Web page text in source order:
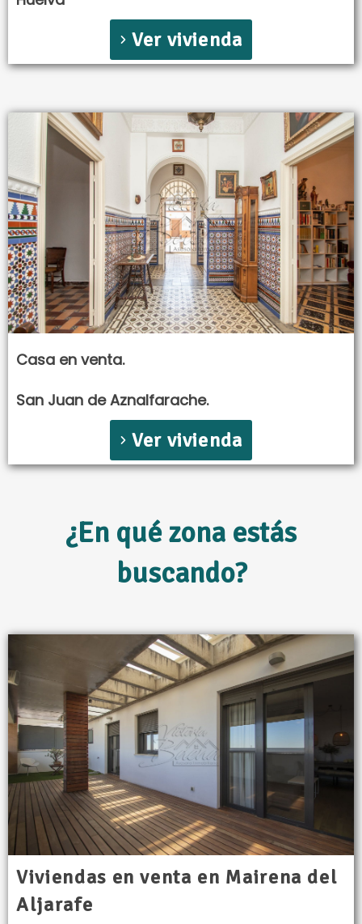
Ver vivienda
Casa en venta.
San Juan de Aznalfarache.
Ver vivienda
¿En qué zona estás
buscando?
Viviendas en venta en Mairena del
Aljarafe